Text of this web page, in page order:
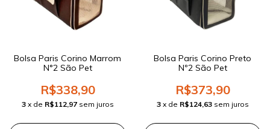
Bolsa Paris Corino Marrom
N°2 São Pet
R$338,90
3 x de R$112,97 sem juros
Bolsa Paris Corino Preto
Nº2 São Pet
R$373,90
3 x de R$124,63 sem juros